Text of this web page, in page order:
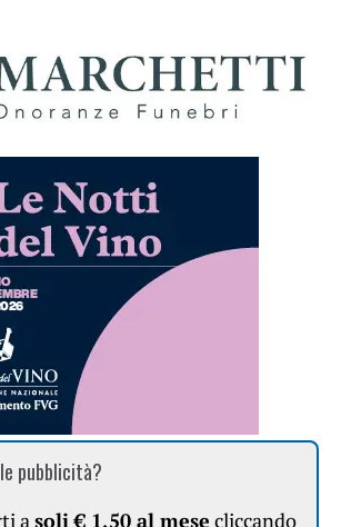
pubblicità?
a soli € 1,50 al mese cliccando